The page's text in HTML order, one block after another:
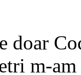
doar
m-